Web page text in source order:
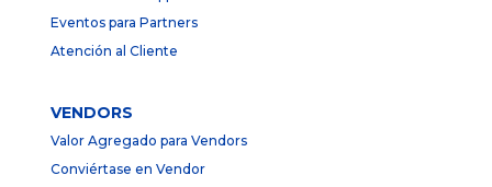
Eventos para Partners
Atención al Cliente
VENDORS
Valor Agregado para Vendors
Conviértase en Vendor